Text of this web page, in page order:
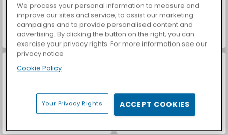
Sery: Make-up für eine Schauspielerin Tris: Make-up für ein VIP-Mädchen
We process your personal information to measure and
improve our sites and service, to assist our marketing
campaigns and to provide personalised content and
advertising. By clicking the button on the right, you can
exercise your privacy rights. For more information see our
privacy notice
Cookie Policy
Your Privacy Rights ACCEPT COOKIES